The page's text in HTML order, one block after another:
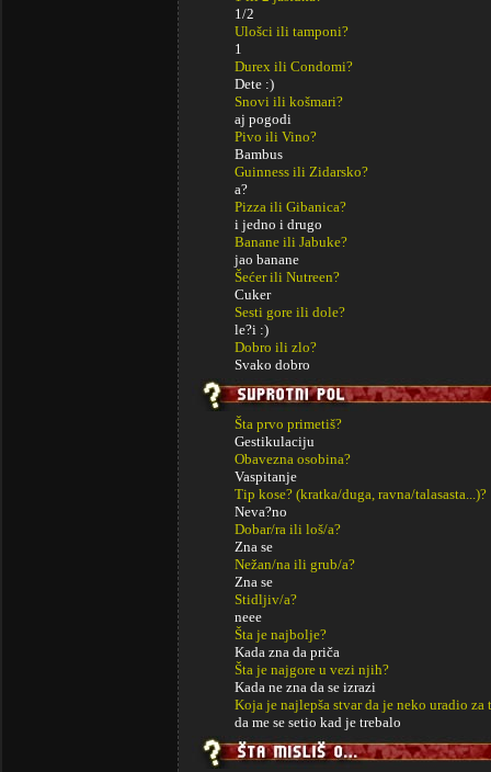
1/2
Ulošci ili tamponi?
1
Durex ili Condomi?
Dete :)
Snovi ili košmari?
aj pogodi
Pivo ili Vino?
Bambus
Guinness ili Zidarsko?
a?
Pizza ili Gibanica?
i jedno i drugo
Banane ili Jabuke?
jao banane
Šećer ili Nutreen?
Cuker
Sesti gore ili dole?
le?i :)
Dobro ili zlo?
Svako dobro
Šta prvo primetiš?
Gestikulaciju
Obavezna osobina?
Vaspitanje
Tip kose? (kratka/duga, ravna/talasasta...)?
Neva?no
Dobar/ra ili loš/a?
Zna se
Nežan/na ili grub/a?
Zna se
Stidljiv/a?
neee
Šta je najbolje?
Kada zna da priča
Šta je najgore u vezi njih?
Kada ne zna da se izrazi
Koja je najlepša stvar da je neko uradio za
da me se setio kad je trebalo